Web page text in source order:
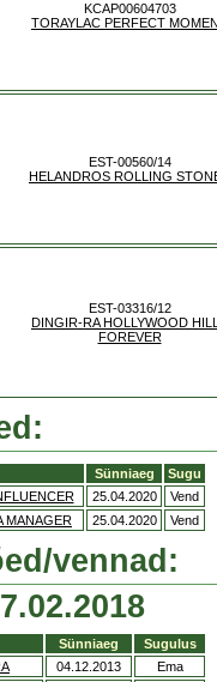
KCAP00604703
TORAYLAC PERFECT
EST-00560/14
HELANDROS ROLLING
EST-03316/12
DINGIR-RA HOLLYWOOD
FOREVER
Sünniaeg
Sugu
25.04.2020
Vend
MANAGER 25.04.2020 Vend
vennad:
Sünniaeg
Sugulus
04.12.2013
Ema